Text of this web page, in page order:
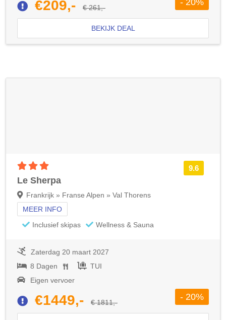
€209,- € 261,-
BEKIJK DEAL
9.6
Le Sherpa
Frankrijk » Franse Alpen » Val Thorens
MEER INFO
Inclusief skipas
Wellness & Sauna
Zaterdag 20 maart 2027
8 Dagen
TUI
Eigen vervoer
€1449,- € 1811,-
- 20%